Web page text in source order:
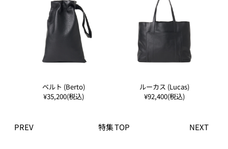
ベルト (Berto)
¥35,200(税込)
ルーカス (Lucas)
¥92,400(税込)
特集 TOP
PREV NEXT